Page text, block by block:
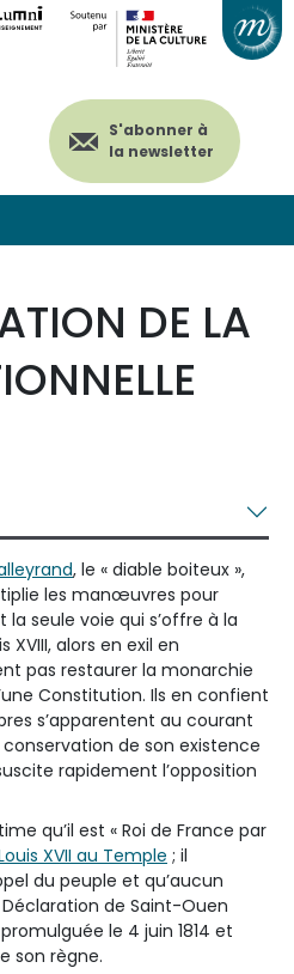
S'abonner à
la newsletter
DE LA
, le « diable boiteux »,
les manœuvres pour
seule voie qui s’offre à la
alors en exil en
pas restaurer la monarchie
Constitution. Ils en confient
s’apparentent au courant
de son existence
rapidement l’opposition
qu’il est « Roi de France par
XVII au Temple ; il
du peuple et qu’aucun
de Saint-Ouen
le 4 juin 1814 et
son règne.